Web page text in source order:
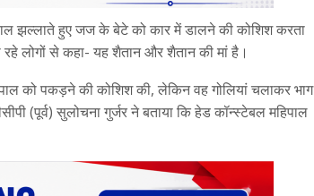
झल्लाते हुए जज के बेटे को कार में डालने की कोशिश करता
रहे लोगों से कहा- यह शैतान और शैतान की मां है।
को पकड़ने की कोशिश की, लेकिन वह गोलियां चलाकर भाग
(पूर्व) सुलोचना गुर्जर ने बताया कि हेड कॉन्स्टेबल महिपाल